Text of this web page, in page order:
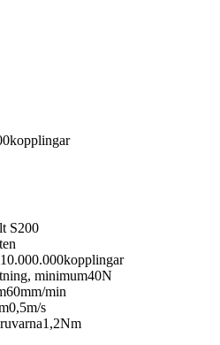
kopplingar
S200
10.000.000kopplingar
minimum40N
60mm/min
0,5m/s
1,2Nm